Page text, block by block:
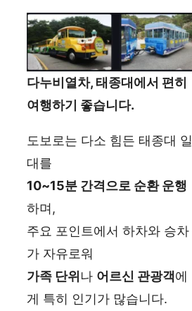
다누비열차, 태종대에서 편히
여행하기 좋습니다.
도보로는 다소 힘든 태종대 일
대를
10~15분 간격으로 순환 운행
하며,
주요 포인트에서 하차와 승차
가 자유로워
가족 단위 나 어르신 관광객에
게 특히 인기가 많습니다.